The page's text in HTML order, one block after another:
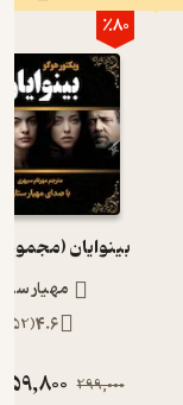
٪80
بینوایان
مهیار
4.6
(
52
299,000
59,800